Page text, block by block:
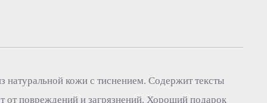
натуральной кожи с тиснением. Содержит тексты
от повреждений и загрязнений. Хороший подарок